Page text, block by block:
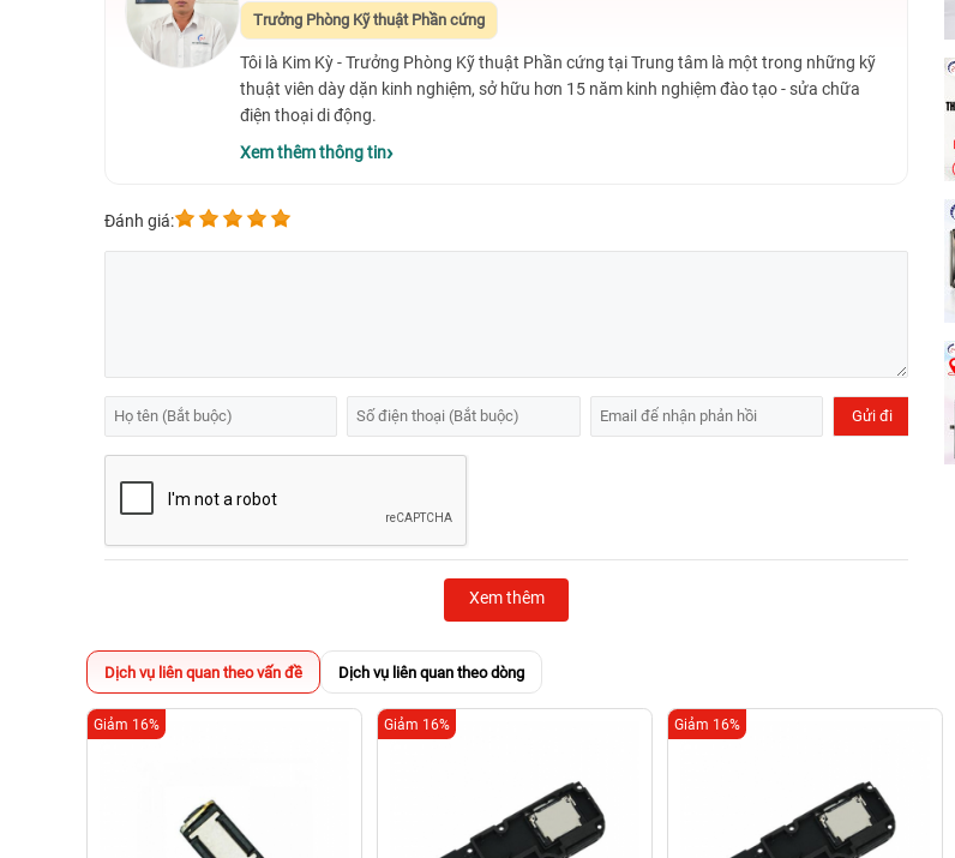
Trưởng Phòng Kỹ thuật Phần cứng
Tôi là Kim Kỳ - Trưởng Phòng Kỹ thuật Phần cứng tại Trung tâm là một trong những kỹ
thuật viên dày dặn kinh nghiệm, sở hữu hơn 15 năm kinh nghiệm đào tạo - sửa chữa
điện thoại di động.
Xem thêm thông tin
Đánh giá:
Xem thêm
Dịch vụ liên quan theo vấn đề Dịch vụ liên quan theo dòng
Giảm 16% Giảm 16% Giảm 16%